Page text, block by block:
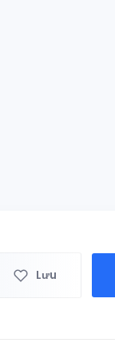
Lưu